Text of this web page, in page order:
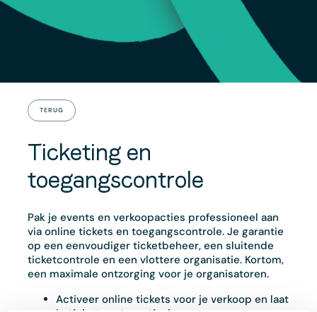
TERUG
Ticketing en
toegangscontrole
Pak je events en verkoopacties professioneel aan
via online tickets en toegangscontrole. Je garantie
op een eenvoudiger ticketbeheer, een sluitende
ticketcontrole en een vlottere organisatie. Kortom,
een maximale ontzorging voor je organisatoren.
Activeer online tickets voor je verkoop en laat